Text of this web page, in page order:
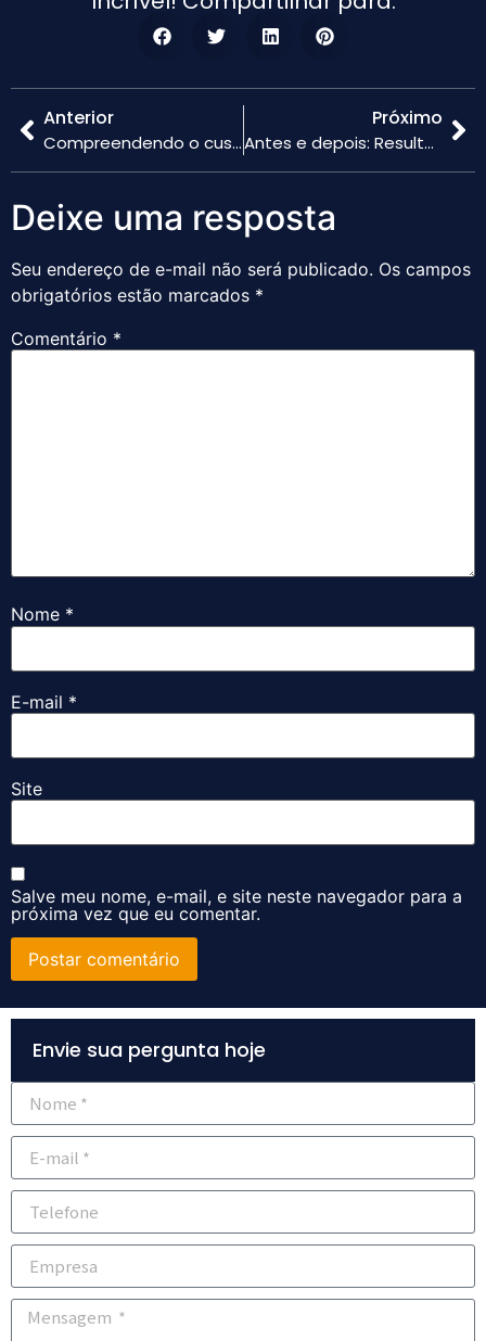
Anterior
Compreendendo o custo dos preenchimentos de ácido hialurônico: Um colapso
Próximo
Antes e depois: Resultados reais de preenchimentos de ácido hialurônico
Deixe uma resposta
Seu endereço de e-mail não será publicado. Os campos
obrigatórios estão marcados *
Comentário *
Nome *
E-mail *
Site
Salve meu nome, e-mail, e site neste navegador para a
próxima vez que eu comentar.
Alternative:
Envie sua pergunta hoje